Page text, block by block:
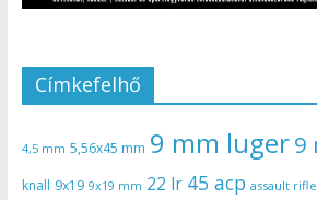
Címkefelhő
4,5 mm 5,56x45 mm 9 mm luger9
knall 9x19 9x19 mm 22 lr 45 acp assault rifle